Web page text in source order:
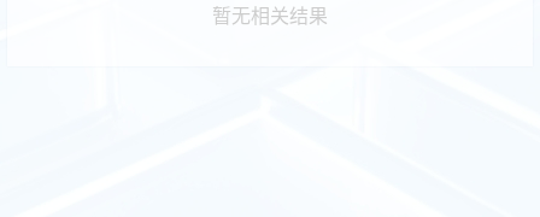
暂无相关结果